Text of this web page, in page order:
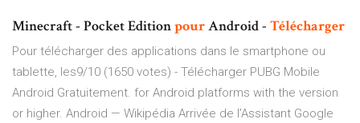
Minecraft - Pocket EditionpourAndroid - Télécharger
Pour télécharger des applications dans le smartphone ou
tablette, les9/10 (1650 votes) - Télécharger PUBG Mobile
Android Gratuitement. for Android platforms with the version
or higher. Android — Wikipédia Arrivée de l’Assistant Google